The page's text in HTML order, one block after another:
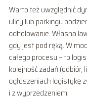
Warto też uwzględnić
ulicy lub parkingu
odholowanie. Własna
gdy jest pod ręką. W
całego procesu – to
kolejność zadań
ogłoszeniach logistykę
i z wyprzedzeniem.